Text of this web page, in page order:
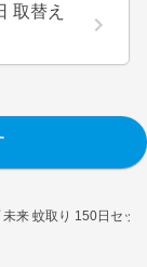
来 蚊取り 150日セッ
取替え